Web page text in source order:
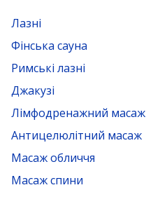
Лазні
Фінська сауна
Римські лазні
Джакузі
Лімфодренажний масаж
Антицелюлітний масаж
Масаж обличчя
Масаж спини